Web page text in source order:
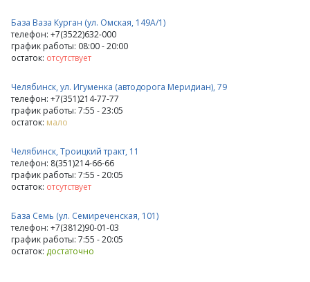
База Ваза Курган (ул. Омская, 149А/1)
телефон: +7(3522)632-000
график работы: 08:00 - 20:00
остаток: отсутствует
Челябинск, ул. Игуменка (автодорога Меридиан), 79
телефон: +7(351)214-77-77
график работы: 7:55 - 23:05
остаток: мало
Челябинск, Троицкий тракт, 11
телефон: 8(351)214-66-66
график работы: 7:55 - 20:05
остаток: отсутствует
База Семь (ул. Семиреченская, 101)
телефон: +7(3812)90-01-03
график работы: 7:55 - 20:05
остаток: достаточно